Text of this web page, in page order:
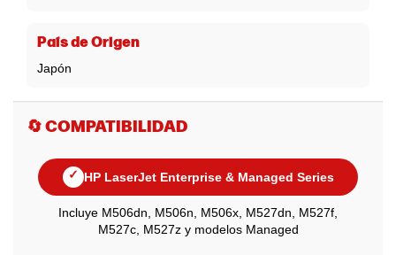
País de Origen
Japón
🔄 COMPATIBILIDAD
✓ HP LaserJet Enterprise & Managed Series
Incluye M506dn, M506n, M506x, M527dn, M527f,
M527c, M527z y modelos Managed